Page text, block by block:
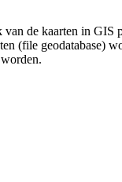
de kaarten in
(file geodatabase)